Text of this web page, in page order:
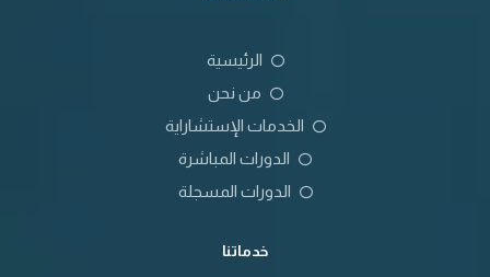
الرئيسية
من نحن
الخدمات الإستشاراية
الدورات المباشرة
الدورات المسجلة
خدماتنا